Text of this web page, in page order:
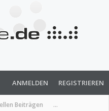
Beiträgen ...
ANMELDEN REGISTRIEREN